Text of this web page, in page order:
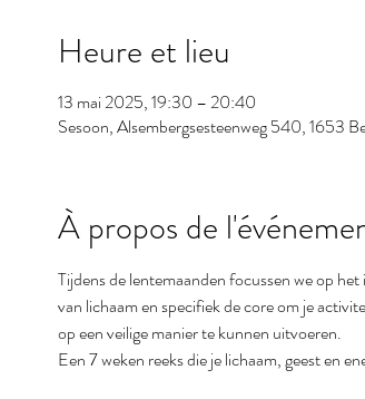
Heure et lieu
13 mai 2025, 19:30 – 20:40
Sesoon, Alsembergsesteenweg 540, 1653
À propos de
Tijdens de lentemaanden focussen we op
van lichaam en specifiek de core om je
op een veilige manier te kunnen uitvoeren.
Een 7 weken reeks die je lichaam, geest en